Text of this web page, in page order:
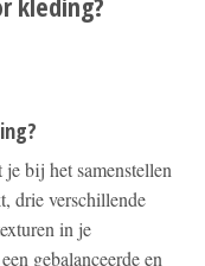
bij het samenstellen
drie verschillende
in je
gebalanceerde en